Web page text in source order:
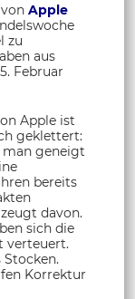
Apple
zu
aus
Februar
Apple ist
geklettert:
man geneigt
bereits
davon.
sich die
verteuert.
Korrektur